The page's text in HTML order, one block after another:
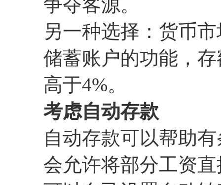
争夺客源。
另一种选择：货币
储蓄账户的功能，
高于4%。
考虑自动存款
自动存款可以帮助
会允许将部分工资